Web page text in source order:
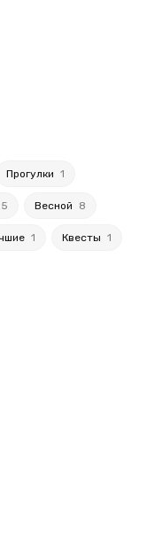
Прогулки 1
5 Весной 8
1 Квесты 1